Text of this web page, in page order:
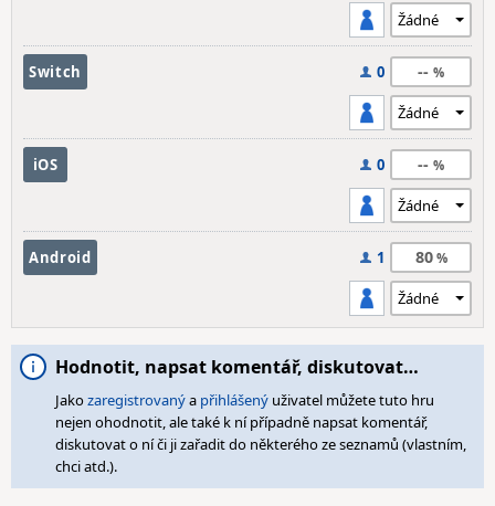
Switch 0 --
iOS 0 --
Android 1 80
Hodnotit, napsat komentář, diskutovat…
Jakozaregistrovanýa přihlášený uživatel můžete tuto hru
nejen ohodnotit, ale také k ní případně napsat komentář,
diskutovat o ní či ji zařadit do některého ze seznamů (vlastním,
chci atd.).